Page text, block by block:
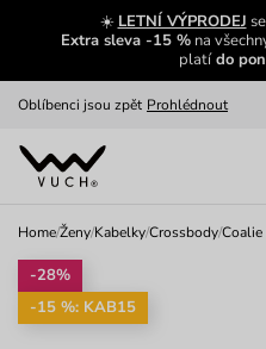
☀️ LETNÍ VÝPRODEJ
Extra sleva -15 % na
platído
Zajímavosti ze světa Vuch:
Zobrazit
Oblíbenci jsou zpět Prohlédnout
Nech se inspirovat
Home/Ženy/Kabelky/Crossbody/
-28%
-15 %: KAB15